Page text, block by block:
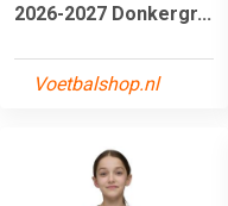
2026-2027 Donkergr...
Voetbalshop.nl